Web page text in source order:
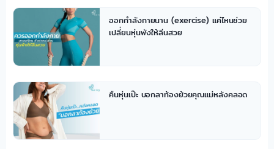
ออกกำลังกายนาน (exercise) แค่ไหนช่วย
เปลี่ยนหุ่นพังให้ลีนสวย
คืนหุ่นเป๊ะ บอกลาท้องย้วยคุณแม่หลังคลอด